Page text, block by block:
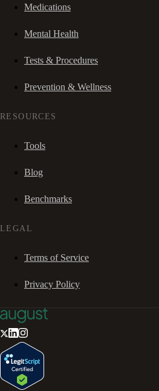
Medications
Mental Health
Tests & Procedures
Prevention & Wellness
RESOURCES
Tools
Blog
Benchmarks
LEGAL
Terms of Service
Privacy Policy